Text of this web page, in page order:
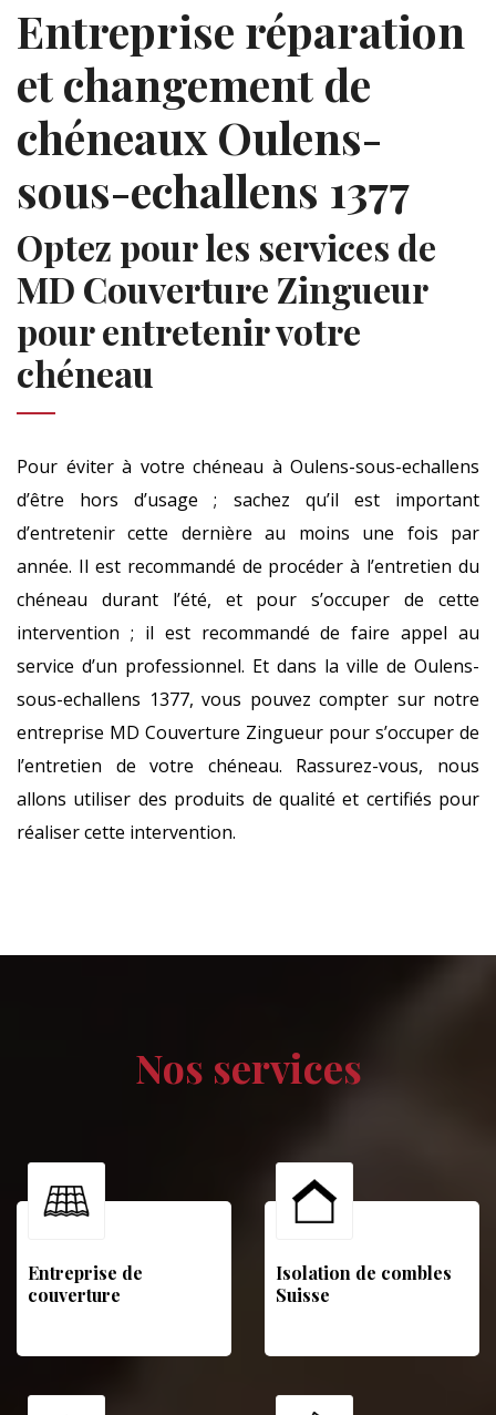
Entreprise réparation
et changement de
chéneaux Oulens-
sous-echallens 1377
Optez pour les services de
MD Couverture Zingueur
pour entretenir votre
chéneau
Pour éviter à votre chéneau à Oulens-sous-echallens
d’être hors d’usage ; sachez qu’il est important
d’entretenir cette dernière au moins une fois par
année. Il est recommandé de procéder à l’entretien du
chéneau durant l’été, et pour s’occuper de cette
intervention ; il est recommandé de faire appel au
service d’un professionnel. Et dans la ville de Oulens-
sous-echallens 1377, vous pouvez compter sur notre
entreprise MD Couverture Zingueur pour s’occuper de
l’entretien de votre chéneau. Rassurez-vous, nous
allons utiliser des produits de qualité et certifiés pour
réaliser cette intervention.
Nos services
Entreprise de
couverture
Isolation de combles
Suisse